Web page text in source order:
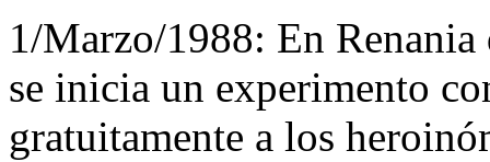
1/Marzo/1988: En
se inicia un experimento
gratuitamente a los